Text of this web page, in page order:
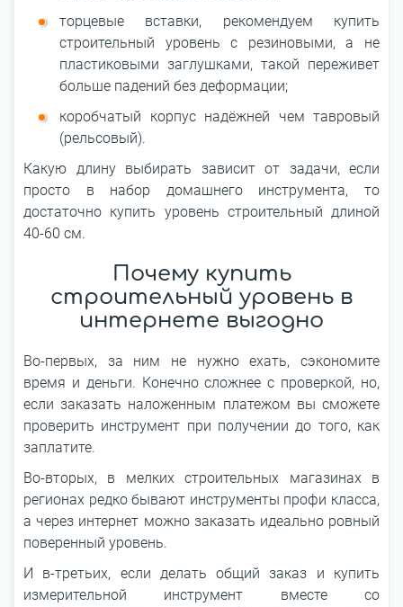
торцевые вставки, рекомендуем купить
строительный уровень с резиновыми, а не
пластиковыми заглушками, такой переживет
больше падений без деформации;
коробчатый корпус надёжней чем тавровый
(рельсовый).
Какую длину выбирать зависит от задачи, если
просто в набор домашнего инструмента, то
достаточно купить уровень строительный длиной
40-60 см.
Почему купить
строительный уровень в
интернете выгодно
Во-первых, за ним не нужно ехать, сэкономите
время и деньги. Конечно сложнее с проверкой, но,
если заказать наложенным платежом вы сможете
проверить инструмент при получении до того, как
заплатите.
Во-вторых, в мелких строительных магазинах в
регионах редко бывают инструменты профи класса,
а через интернет можно заказать идеально ровный
поверенный уровень.
И в-третьих, если делать общий заказ и купить
измерительной инструмент вместе со